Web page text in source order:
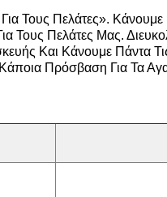
Τους Πελάτες».
Τους Πελάτες Μας.
Και Κάνουμε Πάντα
Πρόσβαση Για Τα